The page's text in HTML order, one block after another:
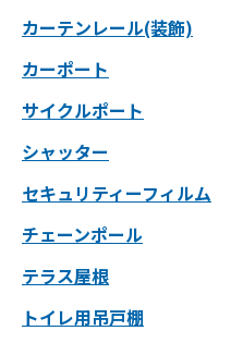
カーテンレール(装飾)
カーポート
サイクルポート
シャッター
セキュリティーフィルム
チェーンポール
テラス屋根
トイレ用吊戸棚